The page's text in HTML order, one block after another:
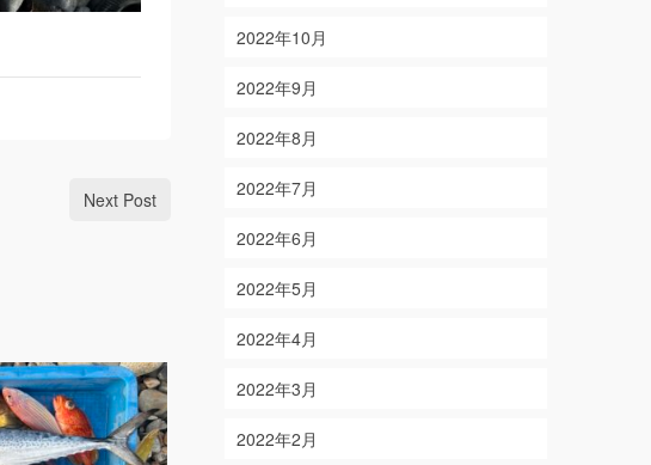
Next Post
2022年10月
2022年9月
2022年8月
2022年7月
2022年6月
2022年5月
2022年4月
2022年3月
2022年2月